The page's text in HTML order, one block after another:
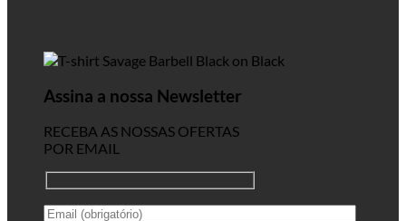
Assina a nossa Newsletter
RECEBA AS NOSSAS OFERTAS
POR EMAIL